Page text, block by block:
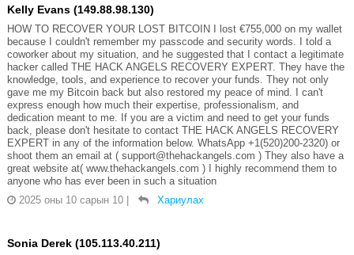
Kelly Evans (149.88.98.130)
HOW TO RECOVER YOUR LOST BITCOIN I lost €755,000 on my wallet
because I couldn't remember my passcode and security words. I told a
coworker about my situation, and he suggested that I contact a legitimate
hacker called THE HACK ANGELS RECOVERY EXPERT. They have the
knowledge, tools, and experience to recover your funds. They not only
gave me my Bitcoin back but also restored my peace of mind. I can't
express enough how much their expertise, professionalism, and
dedication meant to me. If you are a victim and need to get your funds
back, please don't hesitate to contact THE HACK ANGELS RECOVERY
EXPERT in any of the information below. WhatsApp +1(520)200-2320) or
shoot them an email at ( support@thehackangels.com ) They also have a
great website at( www.thehackangels.com ) I highly recommend them to
anyone who has ever been in such a situation
2025 оны 10 сарын 10 | Хариулах
Sonia Derek (105.113.40.211)